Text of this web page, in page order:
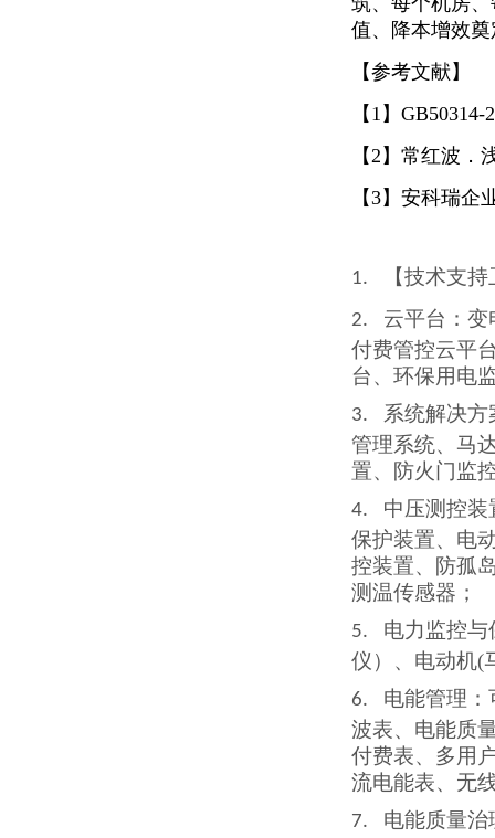
值、降本增效
【参考文献】
【1】
【2】常红波
【3】安科瑞企
1. 【技术支持
2. 云平台 ：
付费管控云平
台、环保用电
3.
系统解决
管理系统、马
置、防火门监
4.
中压测控
保护装置、电
控装置、防孤
测温传感器 ；
5.
电力监控
仪）、电动机(
6.
电能管理
波表、电能质
付费表、多用
流电能表、无
7.
电能质量